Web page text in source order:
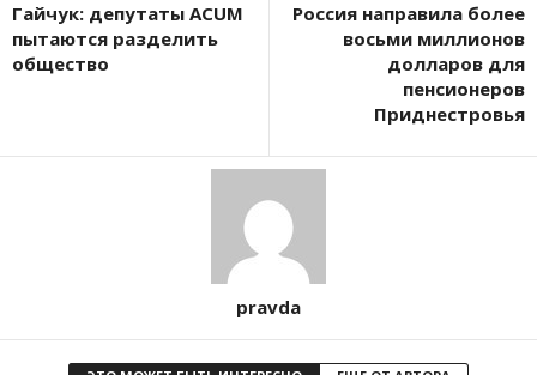
Гайчук: депутаты ACUM
пытаются разделить
общество
Россия направила более
восьми миллионов
долларов для
пенсионеров
Приднестровья
pravda